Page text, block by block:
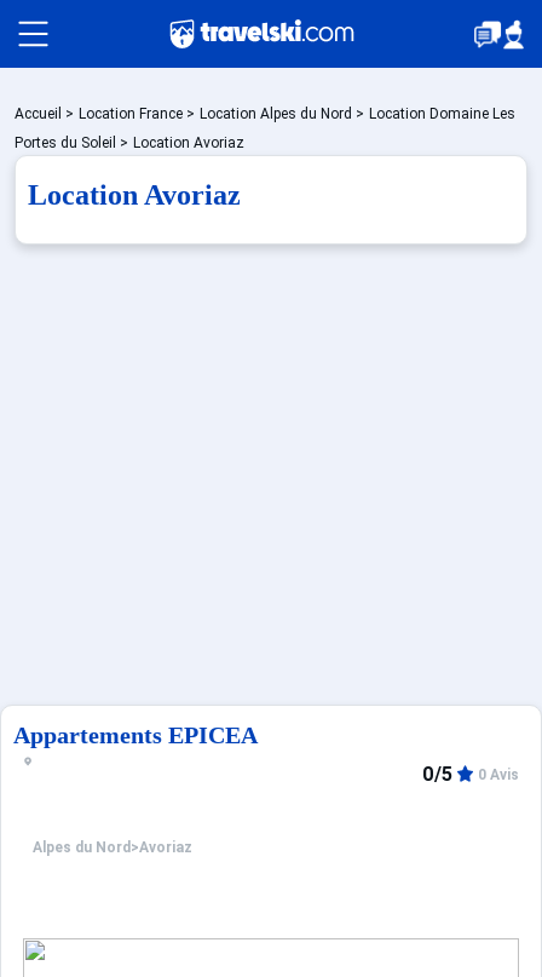
Packages
🚆Train de nuit
Accueil > Location France > Location Alpes du Nord > Location Domaine Les
Portes du Soleil > Location Avoriaz
Location Avoriaz
Appartements EPICEA
Alpes du Nord >Avoriaz
0/5 0 Avis